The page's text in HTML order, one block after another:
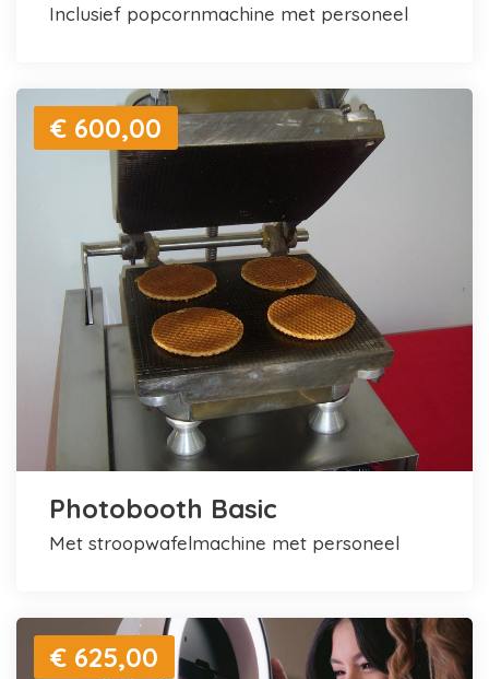
inclusief popcornmachine met personeel
€ 600,00
Photobooth Basic
met stroopwafelmachine met personeel
€ 625,00